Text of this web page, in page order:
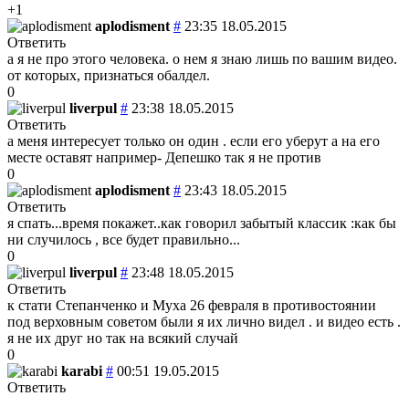
+1
aplodisment # 23:35 18.05.2015
Ответить
а я не про этого человека. о нем я знаю лишь по вашим видео.
от которых, признаться обалдел.
0
liverpul # 23:38 18.05.2015
Ответить
а меня интересует только он один . если его уберут а на его
месте оставят например- Депешко так я не против
0
aplodisment # 23:43 18.05.2015
Ответить
я спать...время покажет..как говорил забытый классик :как бы
ни случилось , все будет правильно...
0
liverpul # 23:48 18.05.2015
Ответить
к стати Степанченко и Муха 26 февраля в противостоянии
под верховным советом были я их лично видел . и видео есть .
я не их друг но так на всякий случай
0
karabi # 00:51 19.05.2015
Ответить